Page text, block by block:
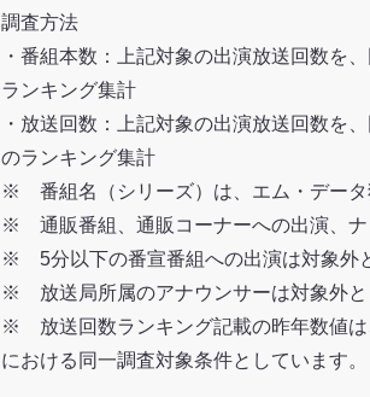
調査方法
・番組本数：上記対象の出演放送回数を
ランキング集計
・放送回数：上記対象の出演放送回数を
のランキング集計
※ 番組名（シリーズ）は、エム・データ
※ 通販番組、通販コーナーへの出演、ナ
※ 5分以下の番宣番組への出演は対象外
※ 放送局所属のアナウンサーは対象外と
※ 放送回数ランキング記載の昨年数値は
における同一調査対象条件としています。